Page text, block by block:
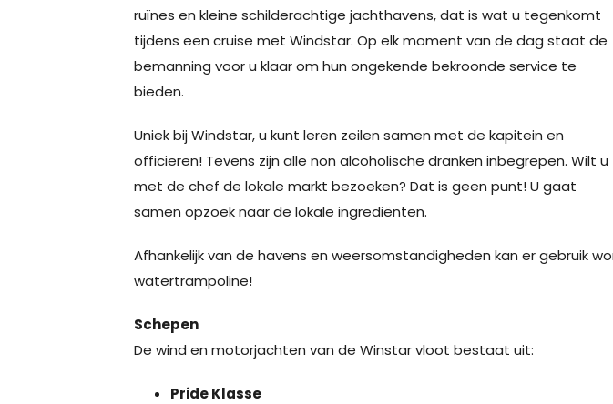
ruïnes en kleine schilderachtige jachthavens, dat is wat u tegenkomt
tijdens een cruise met Windstar. Op elk moment van de dag staat de
bemanning voor u klaar om hun ongekende bekroonde service te
bieden.
Uniek bij Windstar, u kunt leren zeilen samen met de kapitein en
officieren! Tevens zijn alle non alcoholische dranken inbegrepen. Wilt u
met de chef de lokale markt bezoeken? Dat is geen punt! U gaat
samen opzoek naar de lokale ingrediënten.
Afhankelijk van de havens en weersomstandigheden kan er gebruik
watertrampoline!
Schepen
De wind en motorjachten van de Winstar vloot bestaat uit:
Pride Klasse